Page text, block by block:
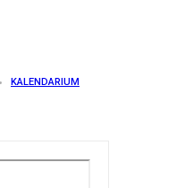
KALENDARIUM